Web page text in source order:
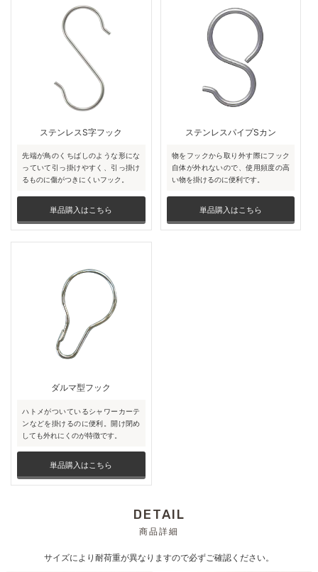
ステンレスS字フック
先端が鳥のくちばしのような形にな
っていて引っ掛けやすく、引っ掛け
るものに傷がつきにくいフック。
単品購入はこちら
ステンレスパイプSカン
物をフックから取り外す際にフック
自体が外れないので、使用頻度の高
い物を掛けるのに便利です。
単品購入はこちら
ダルマ型フック
ハトメがついているシャワーカーテ
ンなどを掛けるのに便利。開け閉め
しても外れにくのが特徴です。
単品購入はこちら
DETAIL
商品詳細
サイズにより耐荷重が異なりますので必ずご確認ください。